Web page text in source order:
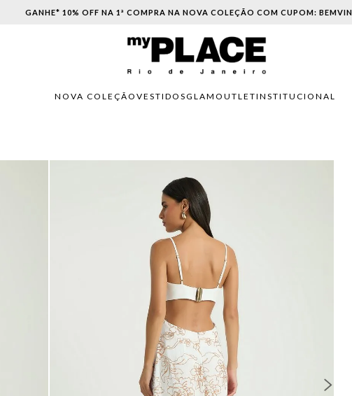
PARCELAMENTO EM ATÉ 6X SEM JUROS. APROVEITE!
NOVA COLEÇÃO VESTIDOSGLAM OUTLETINSTITUCIONAL